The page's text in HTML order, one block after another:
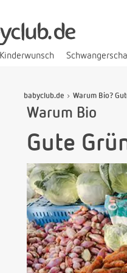
Kinderwunsch
babyclub.de Warum Bio?
Warum Bio
Gute